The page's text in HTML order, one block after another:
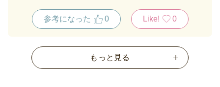
参考になった 0 Like! 0
もっと見る